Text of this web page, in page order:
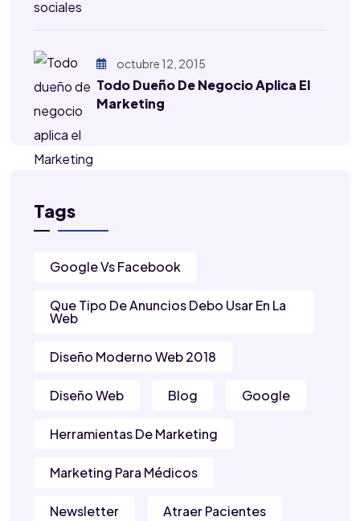
octubre 12, 2015
Todo Dueño De Negocio Aplica El
Marketing
Tags
Google Vs Facebook
Que Tipo De Anuncios Debo Usar En La
Web
Diseño Moderno Web 2018
Diseño Web Blog Google
Herramientas De Marketing
Marketing Para Médicos
Newsletter Atraer Pacientes